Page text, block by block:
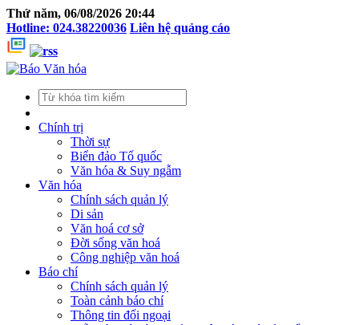
Thứ năm, 06/08/2026 20:44
Hotline: 024.38220036 Liên hệ quảng cáo
Chính trị
Thời sự
Biển đảo Tổ quốc
Văn hóa & Suy ngẫm
Văn hóa
Chính sách quản lý
Di sản
Văn hoá cơ sở
Đời sống văn hoá
Công nghiệp văn hoá
Báo chí
Chính sách quản lý
Toàn cảnh báo chí
Thông tin đối ngoại